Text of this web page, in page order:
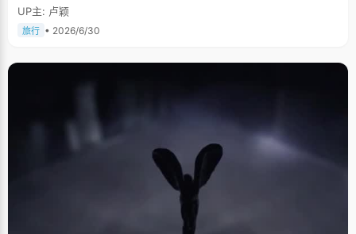
UP主: 卢颖
旅行 • 2026/6/30